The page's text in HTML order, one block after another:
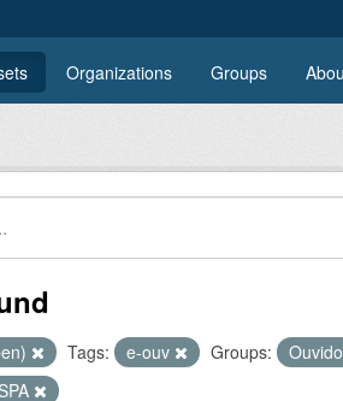
Organizations Groups
Tags: e-ouv Groups: